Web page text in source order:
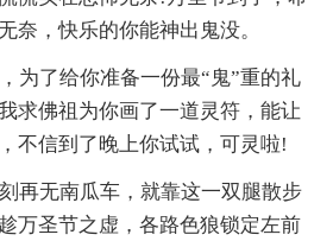
奈，快乐的你能神出鬼没。
为了给你准备一份最“鬼”重的礼
求佛祖为你画了一道灵符，能让
不信到了晚上你试试，可灵啦!
再无南瓜车，就靠这一双腿散步
万圣节之虚，各路色狼锁定左前